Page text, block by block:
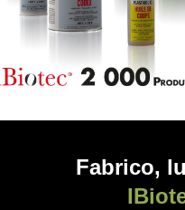
Fabrico,